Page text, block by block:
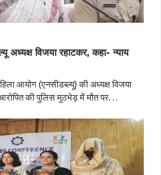
अध्यक्ष विजया रहाटकर, कहा- न्याय
आयोग (एनसीडब्ल्यू) की अध्यक्ष विजया
की पुलिस मुठभेड़ में मौत पर